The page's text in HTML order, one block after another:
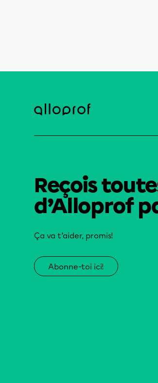
Reçois
d’Alloprof
Ça va t’aider, promis!
Abonne-toi ici!